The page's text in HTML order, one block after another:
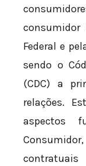
Federal e
sendo o
(CDC) a
relações.
aspectos